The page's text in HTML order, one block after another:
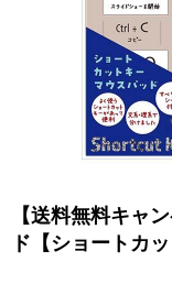
【送料無料キャ
ド【ショートカ